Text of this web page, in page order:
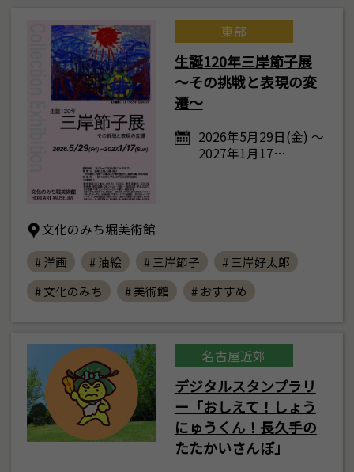
東部
生誕120年三岸節子展
～その挑戦と表現の変
遷～
2026年5月29日(金) ～
2027年1月17…
文化のみち堀美術館
# 洋画 # 油絵 # 三岸節子
# 三岸好太郎
# 文化のみち
# 美術館 # おすすめ
名古屋近郊
デジタルスタンプラリ
ー「おしえて！しょう
にゅうくん！長久手の
たたかいさんぽ」